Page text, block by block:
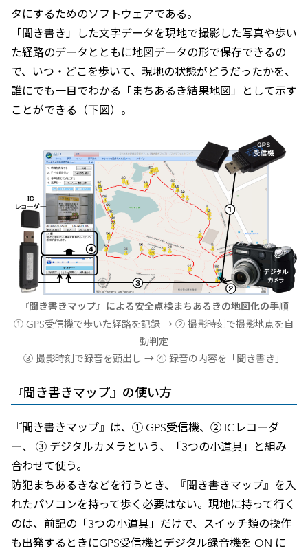
タにするためのソフトウェアである。
「聞き書き」した文字データを現地で撮影した写真や歩い
た経路のデータとともに地図データの形で保存できるの
で、いつ・どこを歩いて、現地の状態がどうだったかを、
誰にでも一目でわかる「まちあるき結果地図」として示す
ことができる（下図）。
『聞き書きマップ』による安全点検まちあるきの地図化の手順
① GPS受信機で歩いた経路を記録 → ② 撮影時刻で撮影地点を自
動判定
③ 撮影時刻で録音を頭出し → ④ 録音の内容を「聞き書き」
『聞き書きマップ』の使い方
『聞き書きマップ』は、① GPS受信機、② ICレコーダ
ー、 ③ デジタルカメラという、「3つの小道具」と組み
合わせて使う。
防犯まちあるきなどを行うとき、『聞き書きマップ』を入
れたパソコンを持って歩く必要はない。現地に持って行く
のは、前記の「3つの小道具」だけで、スイッチ類の操作
も出発するときにGPS受信機とデジタル録音機を ON に